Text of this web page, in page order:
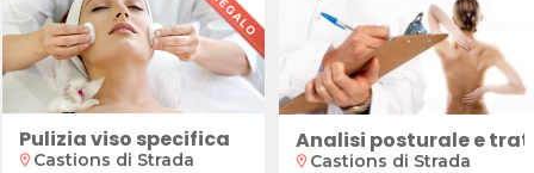
anticellulite e drenante presso Armony a
Pulizia viso specifica
location_on Castions di Strada
Analisi posturale e
location_on Castions di Strada